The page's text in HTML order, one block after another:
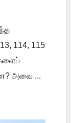
114, 115
அவை ...